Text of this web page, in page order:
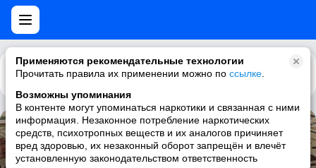
Применяются рекомендательные технологии
Прочитать правила их применении можно по ссылке
Возможны упоминания
В контенте могут упоминаться наркотики и связанная с ними
информация. Незаконное потребление наркотических
средств, психотропных веществ и их аналогов причиняет
вред здоровью, их незаконный оборот запрещён и влечёт
установленную законодательством ответственность
Каталог Рекомендации
Андрей Егоров
1 трек